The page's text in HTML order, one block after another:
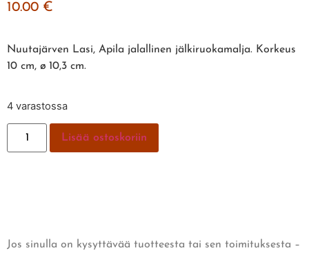
10.00 €
Nuutajärven Lasi, Apila jalallinen jälkiruokamalja. Korkeus
10 cm, ø 10,3 cm.
4 varastossa
Lisää ostoskoriin
Jos sinulla on kysyttävää tuotteesta tai sen toimituksesta –